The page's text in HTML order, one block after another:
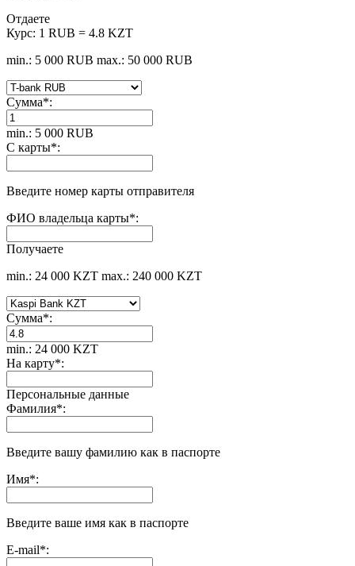
Отдаете
Курс: 1 RUB = 4.8 KZT
min.: 5 000 RUB max.: 50 000 RUB
Сумма*:
min.: 5 000 RUB
С карты*:
Введите номер карты отправителя
ФИО владельца карты*:
Получаете
min.: 24 000 KZT max.: 240 000 KZT
Сумма*:
min.: 24 000 KZT
На карту*:
Персональные данные
Фамилия*:
Введите вашу фамилию как в паспорте
Имя*:
Введите ваше имя как в паспорте
E-mail*: